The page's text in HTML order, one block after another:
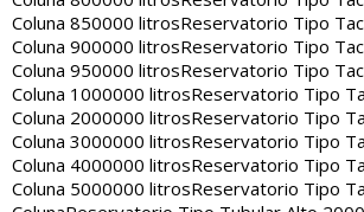
Coluna 850000 litrosReservatorio Tipo
Coluna 900000 litrosReservatorio Tipo
Coluna 950000 litrosReservatorio Tipo
Coluna 1000000 litrosReservatorio Tipo
Coluna 2000000 litrosReservatorio Tipo
Coluna 3000000 litrosReservatorio Tipo
Coluna 4000000 litrosReservatorio Tipo
Coluna 5000000 litrosReservatorio Tipo